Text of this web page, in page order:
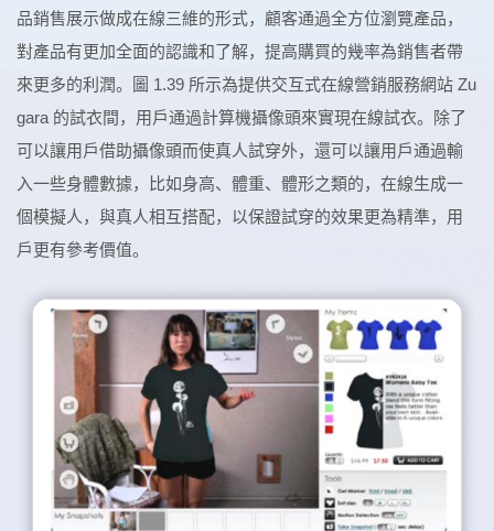
品銷售展示做成在線三維的形式，顧客通過全方位瀏覽產品，
對產品有更加全面的認識和了解，提高購買的幾率為銷售者帶
來更多的利潤。圖 1.39 所示為提供交互式在線營銷服務網站 Zu
gara 的試衣間，用戶通過計算機攝像頭來實現在線試衣。除了
可以讓用戶借助攝像頭而使真人試穿外，還可以讓用戶通過輸
入一些身體數據，比如身高、體重、體形之類的，在線生成一
個模擬人，與真人相互搭配，以保證試穿的效果更為精準，用
戶更有參考價值。